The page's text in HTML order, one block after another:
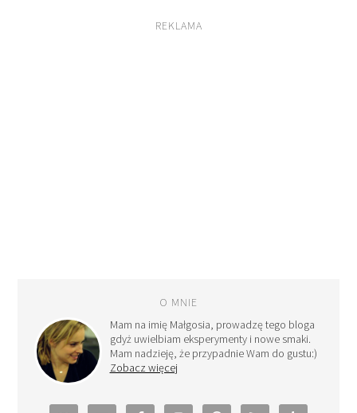
REKLAMA
O MNIE
Mam na imię Małgosia, prowadzę tego bloga
gdyż uwielbiam eksperymenty i nowe smaki.
Mam nadzieję, że przypadnie Wam do gustu:)
Zobacz więcej